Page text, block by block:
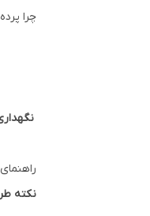
چرا
نکته